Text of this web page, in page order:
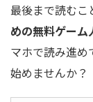
最後まで読むこ
めの無料ゲー
マホで読み進め
始めませんか？